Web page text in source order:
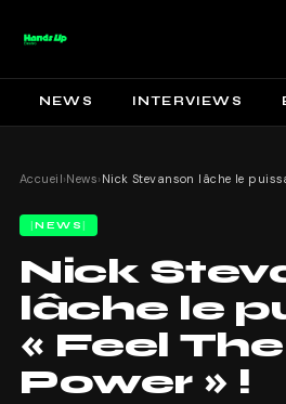
NEWS INTERVIEWS
Accueil›News› Nick Stevanson lâche le
NEWS
Nick
lâche le
« Feel The
Power » !